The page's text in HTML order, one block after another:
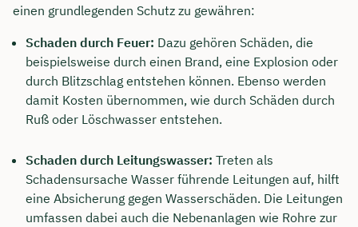
einen grundlegenden Schutz zu gewähren:
Schaden durch Feuer: Dazu gehören Schäden, die
beispielsweise durch einen Brand, eine Explosion oder
durch Blitzschlag entstehen können. Ebenso werden
damit Kosten übernommen, wie durch Schäden durch
Ruß oder Löschwasser entstehen.
Schaden durch Leitungswasser: Treten als
Schadensursache Wasser führende Leitungen auf, hilft
eine Absicherung gegen Wasserschäden. Die Leitungen
umfassen dabei auch die Nebenanlagen wie Rohre zur